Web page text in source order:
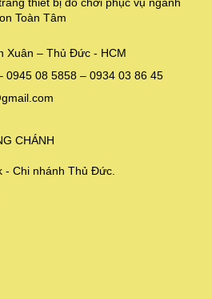
thiết bị đồ chơi phục vụ ngành
Toàn Tâm
Xuân – Thủ Đức - HCM
0945 08 5858 – 0934 03 86 45
CHÁNH
- Chi nhánh Thủ Đức.